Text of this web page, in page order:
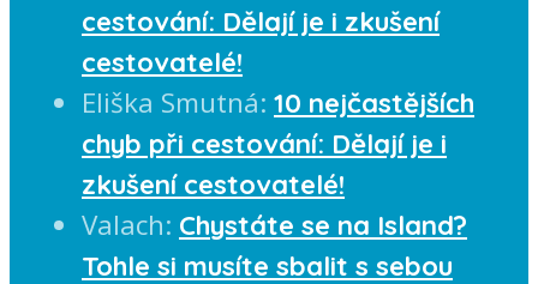
cestování: Dělají je i zkušení
cestovatelé!
Eliška Smutná: 10 nejčastějších
chyb při cestování: Dělají je i
zkušení cestovatelé!
Valach: Chystáte se na Island?
Tohle si musíte sbalit s sebou